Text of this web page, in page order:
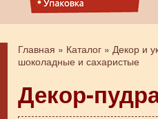
Вы здесь
Главная » Каталог » Декор и
шоколадные и сахаристые
Декор-